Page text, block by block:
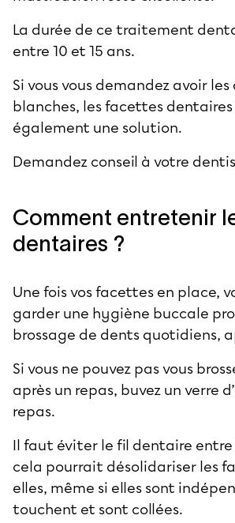
La durée de ce traitement
entre 10 et 15 ans.
Si vous vous demandez avoir
blanches, les facettes dentaires
également une solution.
Demandez conseil à votre
Comment entretenir
dentaires ?
Une fois vos facettes en place,
garder une hygiène buccale
brossage de dents quotidiens,
Si vous ne pouvez pas vous
après un repas, buvez un verre
repas.
Il faut éviter le fil dentaire entre
cela pourrait désolidariser les
elles, même si elles sont
touchent et sont collées.